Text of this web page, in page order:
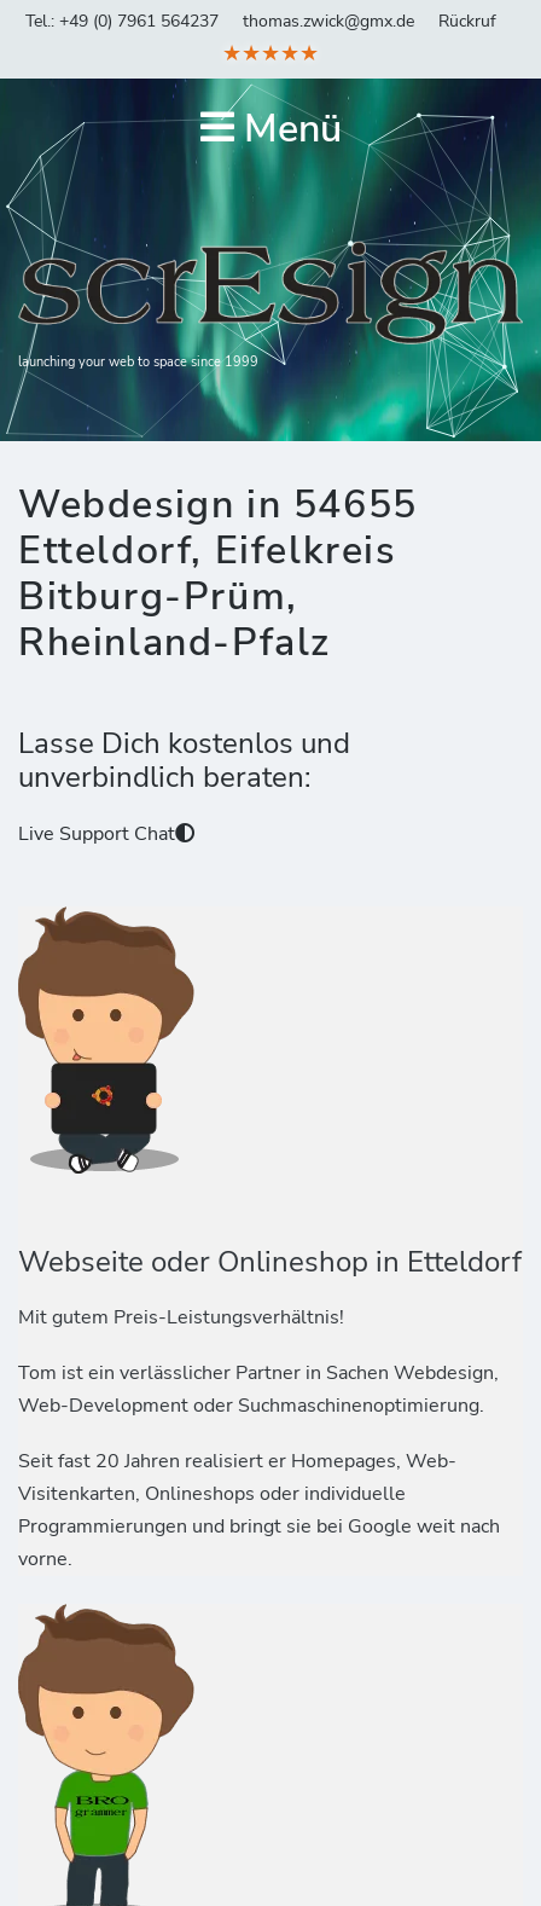
Tel.: +49 (0) 7961 564237 thomas.zwick@gmx.de Rückruf
★★★★★
Menü
launching your web to space since 1999
Webdesign in 54655
Etteldorf, Eifelkreis
Bitburg-Prüm,
Rheinland-Pfalz
Lasse Dich kostenlos und
unverbindlich beraten:
Live Support Chat
Webseite oder Onlineshop in Etteldorf
Mit gutem Preis-Leistungsverhältnis!
Tom ist ein verlässlicher Partner in Sachen Webdesign,
Web-Development oder Suchmaschinenoptimierung.
Seit fast 20 Jahren realisiert er Homepages, Web-
Visitenkarten, Onlineshops oder individuelle
Programmierungen und bringt sie bei Google weit nach
vorne.